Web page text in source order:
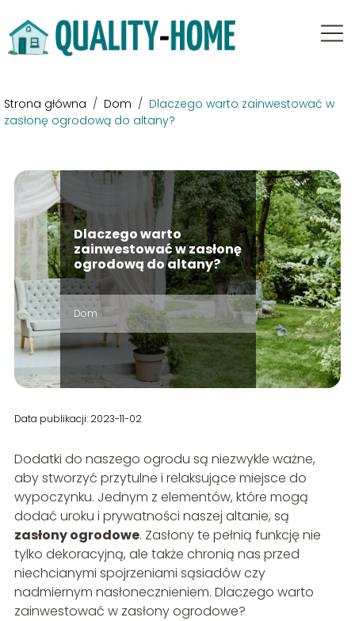
Strona główna / Dom / Dlaczego warto zainwestować w
zasłonę ogrodową do altany?
Dlaczego warto
zainwestować w zasłonę
ogrodową do altany?
Dom
Data publikacji: 2023-11-02
Dodatki do naszego ogrodu są niezwykle ważne,
aby stworzyć przytulne i relaksujące miejsce do
wypoczynku. Jednym z elementów, które mogą
dodać uroku i prywatności naszej altanie, są
zasłony ogrodowe. Zasłony te pełnią funkcję nie
tylko dekoracyjną, ale także chronią nas przed
niechcianymi spojrzeniami sąsiadów czy
nadmiernym nasłonecznieniem. Dlaczego warto
zainwestować w zasłony ogrodowe?